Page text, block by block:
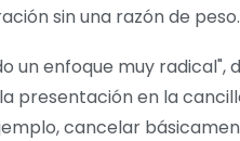
sin una razón de peso.
un enfoque muy
la presentación en la
cancelar